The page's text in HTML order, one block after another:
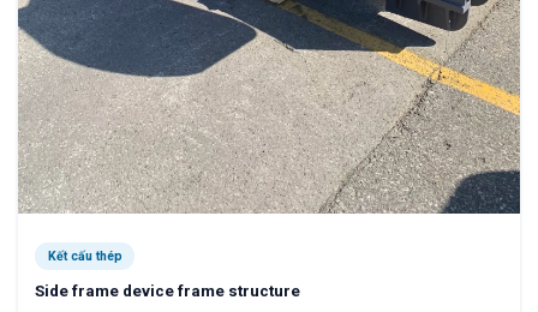
Kết cấu thép
Side frame device frame structure